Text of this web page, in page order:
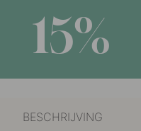
15%
BESCHRIJVING